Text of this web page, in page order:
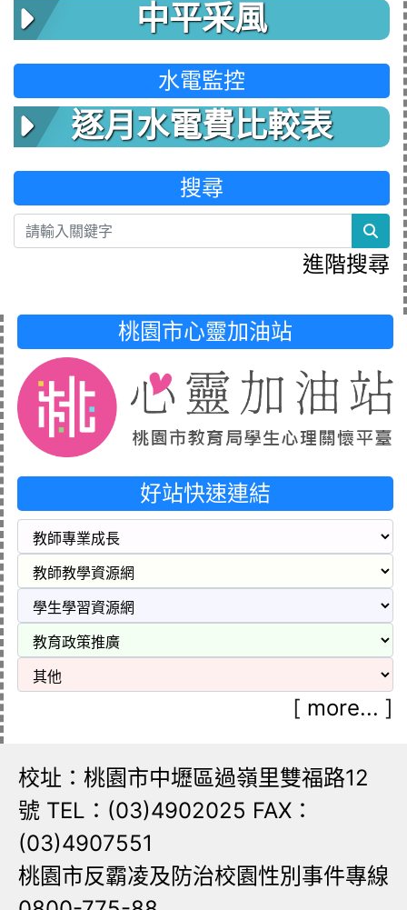
中平采風
水電監控
逐月水電費比較表
搜尋
進階搜尋
桃園市心靈加油站
好站快速連結
[ more... ]
校址：桃園市中壢區過嶺里雙福路12
號 TEL：(03)4902025 FAX：
(03)4907551
桃園市反霸凌及防治校園性別事件專線